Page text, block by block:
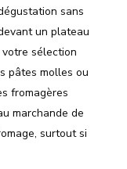
sans
un plateau
sélection
pâtes molles ou
fromagères
marchande de
surtout si